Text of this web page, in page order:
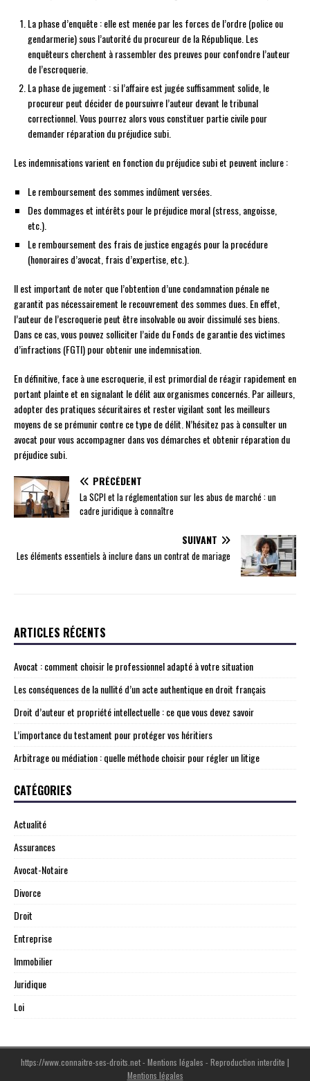
La phase d’enquête : elle est menée par les forces de l’ordre (police ou
gendarmerie) sous l’autorité du procureur de la République. Les
enquêteurs cherchent à rassembler des preuves pour confondre l’auteur
de l’escroquerie.
La phase de jugement : si l’affaire est jugée suffisamment solide, le
procureur peut décider de poursuivre l’auteur devant le tribunal
correctionnel. Vous pourrez alors vous constituer partie civile pour
demander réparation du préjudice subi.
Les indemnisations varient en fonction du préjudice subi et peuvent inclure :
Le remboursement des sommes indûment versées.
Des dommages et intérêts pour le préjudice moral (stress, angoisse,
etc.).
Le remboursement des frais de justice engagés pour la procédure
(honoraires d’avocat, frais d’expertise, etc.).
Il est important de noter que l’obtention d’une condamnation pénale ne
garantit pas nécessairement le recouvrement des sommes dues. En effet,
l’auteur de l’escroquerie peut être insolvable ou avoir dissimulé ses biens.
Dans ce cas, vous pouvez solliciter l’aide du Fonds de garantie des victimes
d’infractions (FGTI) pour obtenir une indemnisation.
En définitive, face à une escroquerie, il est primordial de réagir rapidement en
portant plainte et en signalant le délit aux organismes concernés. Par ailleurs,
adopter des pratiques sécuritaires et rester vigilant sont les meilleurs
moyens de se prémunir contre ce type de délit. N’hésitez pas à consulter un
avocat pour vous accompagner dans vos démarches et obtenir réparation du
préjudice subi.
PRÉCÉDENT
La SCPI et la réglementation sur les abus de marché : un
cadre juridique à connaître
SUIVANT
Les éléments essentiels à inclure dans un contrat de mariage
ARTICLES RÉCENTS
Avocat : comment choisir le professionnel adapté à votre situation
Les conséquences de la nullité d’un acte authentique en droit français
Droit d’auteur et propriété intellectuelle : ce que vous devez savoir
L’importance du testament pour protéger vos héritiers
Arbitrage ou médiation : quelle méthode choisir pour régler un litige
CATÉGORIES
Actualité
Assurances
Avocat-Notaire
Divorce
Droit
Entreprise
Immobilier
Juridique
Loi
https://www.connaitre-ses-droits.net - Mentions légales - Reproduction interdite |
Mentions légales